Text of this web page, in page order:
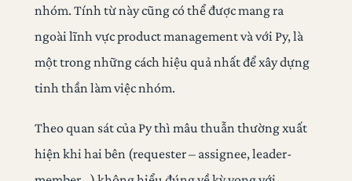
nhóm. Tính từ này cũng có thể được mang ra
ngoài lĩnh vực product management và với Py, là
một trong những cách hiệu quả nhất để xây dựng
tinh thần làm việc nhóm.
Theo quan sát của Py thì mâu thuẫn thường xuất
hiện khi hai bên (requester – assignee, leader-